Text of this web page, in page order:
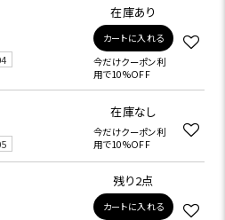
在庫あり
カートに入れる
今だけクーポン利
用で10%OFF
在庫なし
今だけクーポン利
用で10%OFF
残り2点
カートに入れる